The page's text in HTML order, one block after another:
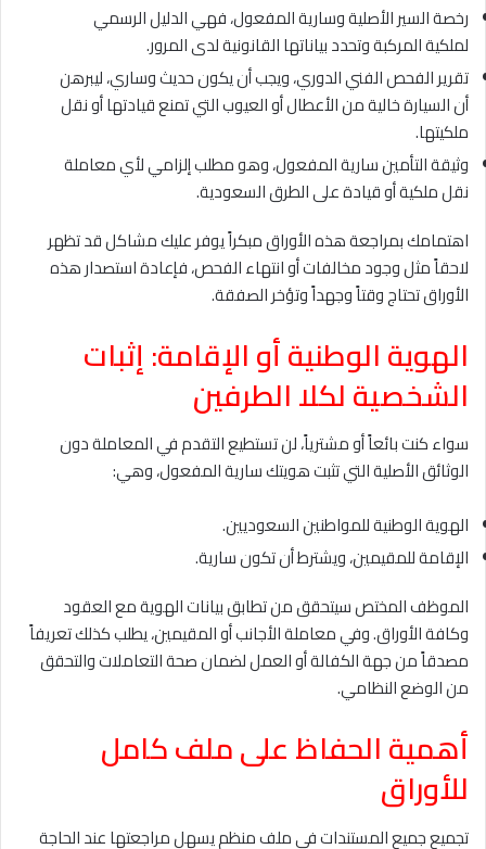
رخصة السير الأصلية وسارية المفعول، فهي الدليل الرسمي
لملكية المركبة وتحدد بياناتها القانونية لدى المرور.
تقرير الفحص الفني الدوري، ويجب أن يكون حديث وساري، ليبرهن
أن السيارة خالية من الأعطال أو العيوب التي تمنع قيادتها أو نقل
ملكيتها.
وثيقة التأمين سارية المفعول، وهو مطلب إلزامي لأي معاملة
نقل ملكية أو قيادة على الطرق السعودية.
اهتمامك بمراجعة هذه الأوراق مبكراً يوفر عليك مشاكل قد تظهر
لاحقاً مثل وجود مخالفات أو انتهاء الفحص، فإعادة استصدار هذه
الأوراق تحتاج وقتاً وجهداً وتؤخر الصفقة.
الهوية الوطنية أو الإقامة: إثبات
الشخصية لكلا الطرفين
سواء كنت بائعاً أو مشترياً، لن تستطيع التقدم في المعاملة دون
الوثائق الأصلية التي تثبت هويتك سارية المفعول، وهي:
الهوية الوطنية للمواطنين السعوديين.
الإقامة للمقيمين، ويشترط أن تكون سارية.
الموظف المختص سيتحقق من تطابق بيانات الهوية مع العقود
وكافة الأوراق. وفي معاملة الأجانب أو المقيمين، يطلب كذلك تعريفاً
مصدقاً من جهة الكفالة أو العمل لضمان صحة التعاملات والتحقق
من الوضع النظامي.
أهمية الحفاظ على ملف كامل
للأوراق
تجميع جميع المستندات في ملف منظم يسهل مراجعتها عند الحاجة